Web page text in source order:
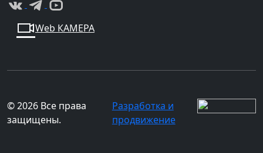
Web КАМЕРА
© 2026 Все права
защищены.
Разработка и
продвижение